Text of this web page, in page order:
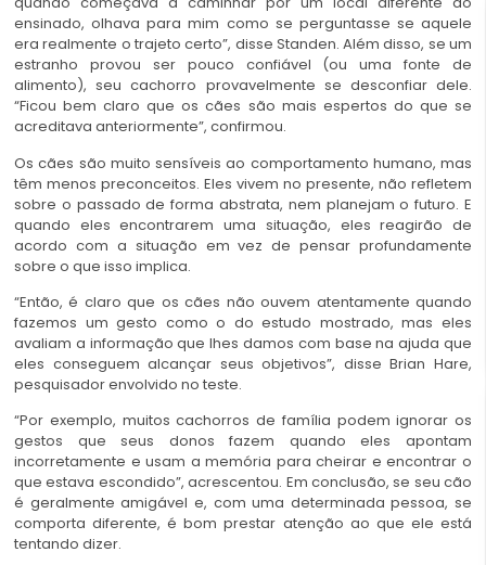
ensinado, olhava para mim como se perguntasse se aquele
era realmente o trajeto certo”, disse Standen. Além disso, se um
estranho provou ser pouco confiável (ou uma fonte de
alimento), seu cachorro provavelmente se desconfiar dele.
“Ficou bem claro que os cães são mais espertos do que se
acreditava anteriormente”, confirmou.
Os cães são muito sensíveis ao comportamento humano, mas
têm menos preconceitos. Eles vivem no presente, não refletem
sobre o passado de forma abstrata, nem planejam o futuro. E
quando eles encontrarem uma situação, eles reagirão de
acordo com a situação em vez de pensar profundamente
sobre o que isso implica.
“Então, é claro que os cães não ouvem atentamente quando
fazemos um gesto como o do estudo mostrado, mas eles
avaliam a informação que lhes damos com base na ajuda que
eles conseguem alcançar seus objetivos”, disse Brian Hare,
pesquisador envolvido no teste.
“Por exemplo, muitos cachorros de família podem ignorar os
gestos que seus donos fazem quando eles apontam
incorretamente e usam a memória para cheirar e encontrar o
que estava escondido”, acrescentou. Em conclusão, se seu cão
é geralmente amigável e, com uma determinada pessoa, se
comporta diferente, é bom prestar atenção ao que ele está
tentando dizer.